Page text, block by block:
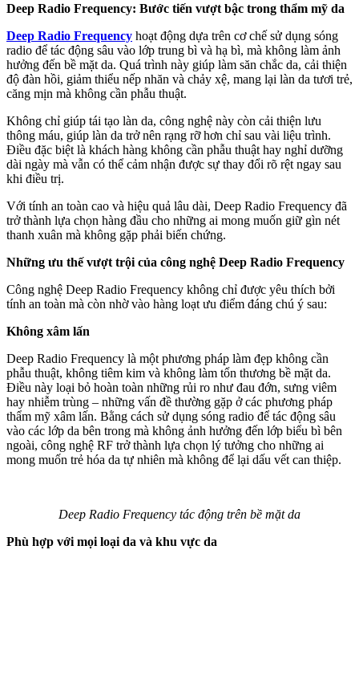
Deep Radio Frequency: Bước tiến vượt bậc trong thẩm mỹ da
Deep Radio Frequency hoạt động dựa trên cơ chế sử dụng sóng
radio để tác động sâu vào lớp trung bì và hạ bì, mà không làm ảnh
hưởng đến bề mặt da. Quá trình này giúp làm săn chắc da, cải thiện
độ đàn hồi, giảm thiểu nếp nhăn và chảy xệ, mang lại làn da tươi trẻ,
căng mịn mà không cần phẫu thuật.
Không chỉ giúp tái tạo làn da, công nghệ này còn cải thiện lưu
thông máu, giúp làn da trở nên rạng rỡ hơn chỉ sau vài liệu trình.
Điều đặc biệt là khách hàng không cần phẫu thuật hay nghỉ dưỡng
dài ngày mà vẫn có thể cảm nhận được sự thay đổi rõ rệt ngay sau
khi điều trị.
Với tính an toàn cao và hiệu quả lâu dài, Deep Radio Frequency đã
trở thành lựa chọn hàng đầu cho những ai mong muốn giữ gìn nét
thanh xuân mà không gặp phải biến chứng.
Những ưu thế vượt trội của công nghệ Deep Radio Frequency
Công nghệ Deep Radio Frequency không chỉ được yêu thích bởi
tính an toàn mà còn nhờ vào hàng loạt ưu điểm đáng chú ý sau:
Không xâ‌m lấ‌n
Deep Radio Frequency là một phương pháp làm đẹp không cần
phẫu thuật, không tiêm kim và không làm tổn thương bề mặt da.
Điều này loại bỏ hoàn toàn những rủi ro như đau đớn, sưng viêm
hay nhiễm trùng – những vấn đề thường gặp ở các phương pháp
thẩm mỹ xâ‌m lấ‌n. Bằng cách sử dụng sóng radio để tác động sâu
vào các lớp da bên trong mà không ảnh hưởng đến lớp biểu bì bên
ngoài, công nghệ RF trở thành lựa chọn lý tưởng cho những ai
mong muốn trẻ hóa da tự nhiên mà không để lại dấu vết can thiệp.
Deep Radio Frequency tác động trên bề mặt da
Phù hợp với mọi loại da và khu vực da